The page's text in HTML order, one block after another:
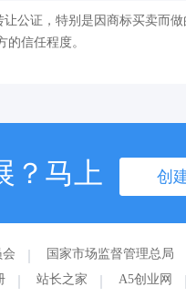
公证，特别是因商标买卖而
信任程度。
？马上 创
国家市场监督管理总局
站长之家 A5创业网